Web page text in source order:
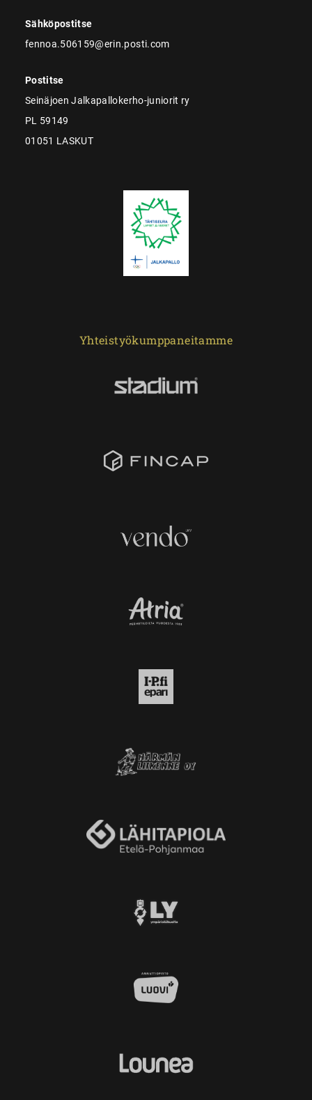
Sähköpostitse
fennoa.506159@erin.posti.com
Postitse
Seinäjoen Jalkapallokerho-juniorit ry
PL 59149
01051 LASKUT
Yhteistyökumppaneitamme